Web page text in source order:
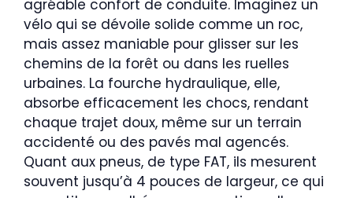
agréable confort de conduite. Imaginez un
vélo qui se dévoile solide comme un roc,
mais assez maniable pour glisser sur les
chemins de la forêt ou dans les ruelles
urbaines. La fourche hydraulique, elle,
absorbe efficacement les chocs, rendant
chaque trajet doux, même sur un terrain
accidenté ou des pavés mal agencés.
Quant aux pneus, de type FAT, ils mesurent
souvent jusqu’à 4 pouces de largeur, ce qui